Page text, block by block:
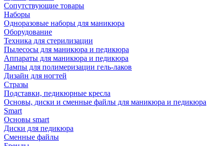
Сопутствующие товары
Наборы
Одноразовые наборы для маникюра
Оборудование
Техника для стерилизации
Пылесосы для маникюра и педикюра
Аппараты для маникюра и педикюра
Лампы для полимеризации гель-лаков
Дизайн для ногтей
Стразы
Подставки, педикюрные кресла
Основы, диски и сменные файлы для маникюра и педикюра
Smart
Основы smart
Диски для педикюра
Сменные файлы